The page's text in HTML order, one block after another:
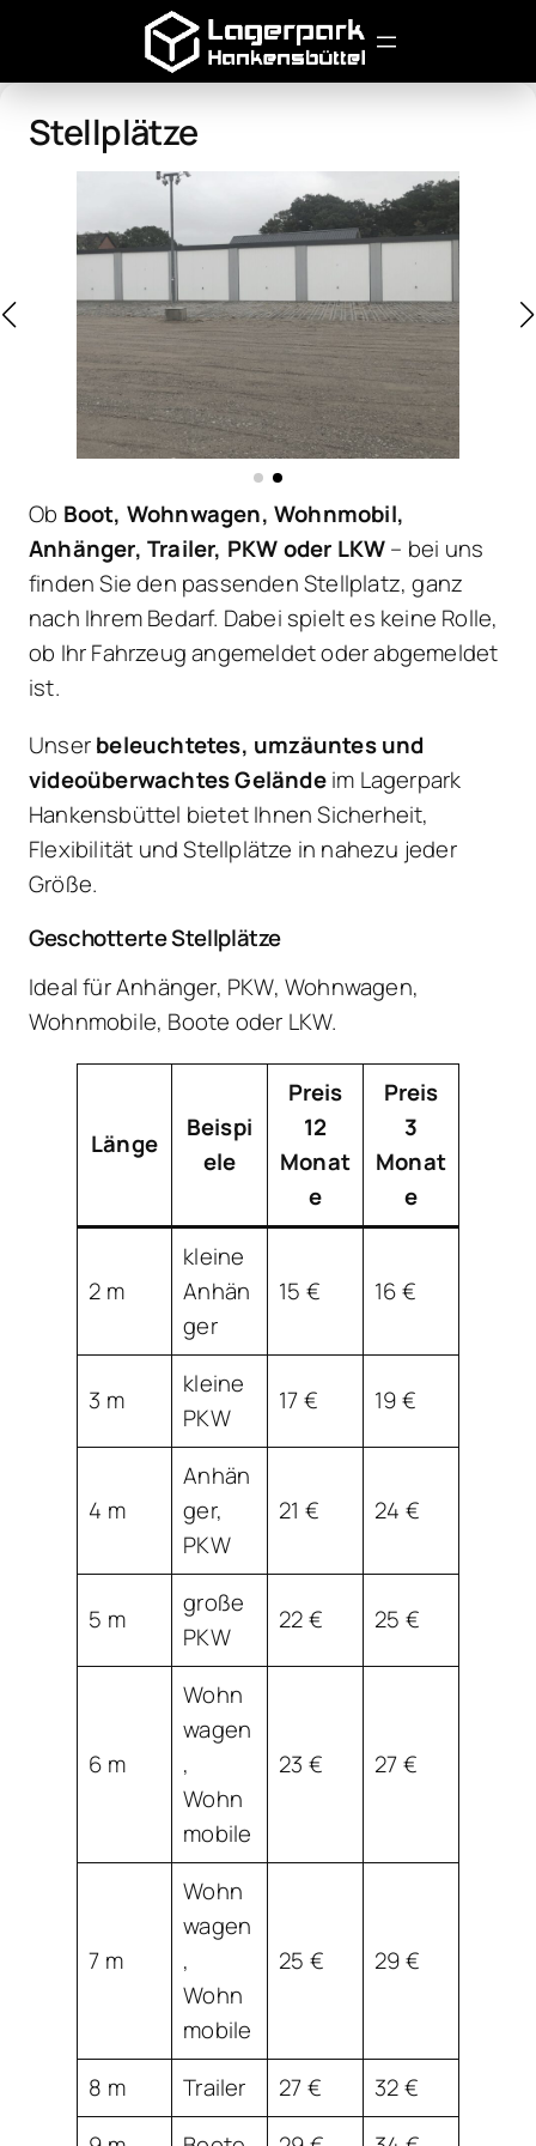
Stellplätze
Ob Boot, Wohnwagen, Wohnmobil,
Anhänger, Trailer, PKW oder LKW– bei uns
finden Sie den passenden Stellplatz, ganz
nach Ihrem Bedarf. Dabei spielt es keine Rolle,
ob Ihr Fahrzeug angemeldet oder abgemeldet
ist.
Unserbeleuchtetes, umzäuntes und
videoüberwachtes Geländeim Lagerpark
Hankensbüttel bietet Ihnen Sicherheit,
Flexibilität und Stellplätze in nahezu jeder
Größe.
Geschotterte Stellplätze
Ideal für Anhänger, PKW, Wohnwagen,
Wohnmobile, Boote oder LKW.
Länge
Beispi
ele
Preis
12
Monat
e
Preis
3
Monat
e
2 m
kleine
Anhän
ger
15 € 16 €
3 m
kleine
PKW
17 € 19 €
4 m
Anhän
ger,
PKW
21 € 24 €
5 m
große
PKW
22 € 25 €
6 m
Wohn
wagen
,
Wohn
mobile
23 € 27 €
7 m
Wohn
wagen
,
Wohn
mobile
25 € 29 €
8 m Trailer 27 €
32 €